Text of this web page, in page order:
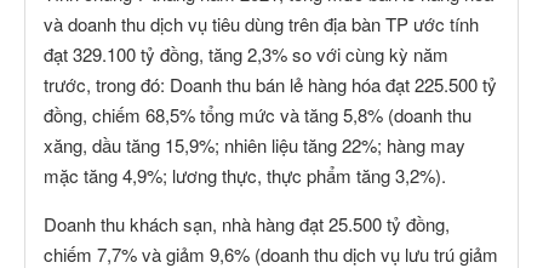
và doanh thu dịch vụ tiêu dùng trên địa bàn TP ước tính
đạt 329.100 tỷ đồng, tăng 2,3% so với cùng kỳ năm
trước, trong đó: Doanh thu bán lẻ hàng hóa đạt 225.500 tỷ
đồng, chiếm 68,5% tổng mức và tăng 5,8% (doanh thu
xăng, dầu tăng 15,9%; nhiên liệu tăng 22%; hàng may
mặc tăng 4,9%; lương thực, thực phẩm tăng 3,2%).
Doanh thu khách sạn, nhà hàng đạt 25.500 tỷ đồng,
chiếm 7,7% và giảm 9,6% (doanh thu dịch vụ lưu trú giảm